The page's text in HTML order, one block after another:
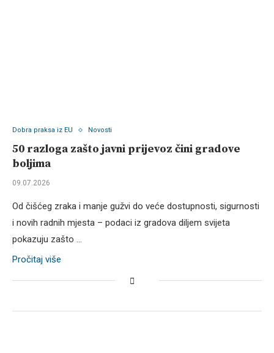
Dobra praksa iz EU Novosti
50 razloga zašto javni prijevoz čini gradove
boljima
09.07.2026
Od čišćeg zraka i manje gužvi do veće dostupnosti, sigurnosti
i novih radnih mjesta – podaci iz gradova diljem svijeta
pokazuju zašto …
Pročitaj više